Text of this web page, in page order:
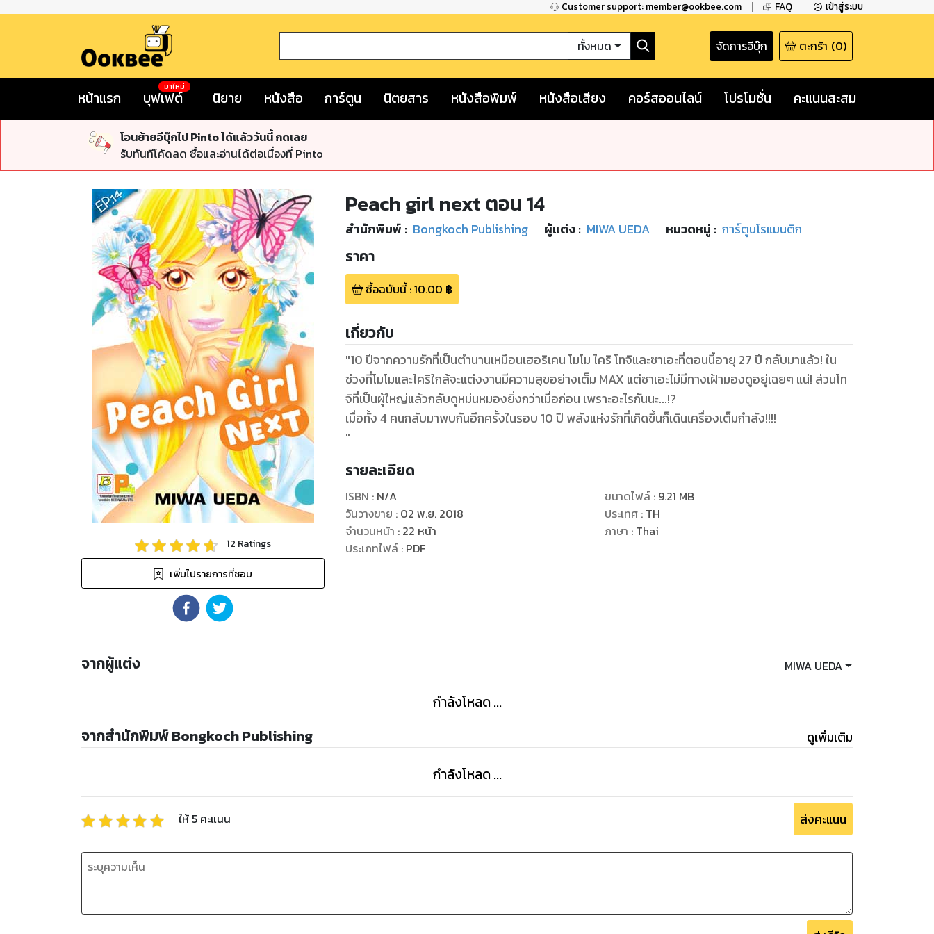
Customer support: member@ookbee.com FAQ เข้าสู่ระบบ
ทั้งหมด จัดการอีบุ๊ก ตะกร้า (0)
หน้าแรก บุฟเฟต์
มาใหม่
นิยาย หนังสือ การ์ตูน นิตยสาร หนังสือพิมพ์ หนังสือเสียง คอร์สออนไลน์ โปรโมชั่น คะแนนสะสม
โอนย้ายอีบุ๊กไป Pinto ได้แล้ววันนี้ กดเลย
รับทันทีโค้ดลด ซื้อและอ่านได้ต่อเนื่องที่ Pinto
12 Ratings
เพิ่มไปรายการที่ชอบ
Peach girl next ตอน 14
สำนักพิมพ์ : Bongkoch Publishing ผู้แต่ง : MIWA UEDA หมวดหมู่ : การ์ตูนโรแมนติก
ราคา
ซื้อฉบับนี้:10.00 ฿
เกี่ยวกับ
"10 ปีจากความรักที่เป็นตำนานเหมือนเฮอริเคน โมโม ไคริ โทจิและซาเอะที่ตอนนี้อายุ 27 ปี กลับมาแล้ว! ใน
ช่วงที่โมโมและไคริใกล้จะแต่งงานมีความสุขอย่างเต็ม MAX แต่ซาเอะไม่มีทางเฝ้ามองดูอยู่เฉยๆ แน่! ส่วนโท
จิที่เป็นผู้ใหญ่แล้วกลับดูหม่นหมองยิ่งกว่าเมื่อก่อน เพราะอะไรกันนะ...!?
เมื่อทั้ง 4 คนกลับมาพบกันอีกครั้งในรอบ 10 ปี พลังแห่งรักที่เกิดขึ้นก็เดินเครื่องเต็มกำลัง!!!!
"
รายละเอียด
ISBN : N/A
วันวางขาย : 02 พ.ย. 2018
จำนวนหน้า : 22 หน้า
ประเภทไฟล์: PDF
ขนาดไฟล์: 9.21 MB
ประเทศ : TH
ภาษา : Thai
จากผู้แต่ง MIWA UEDA
กำลังโหลด ...
จากสำนักพิมพ์ Bongkoch Publishing ดูเพิ่มเติม
กำลังโหลด ...
ให้ 5 คะแนน ส่งคะแนน